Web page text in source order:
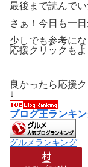
最後まで読んでい
さぁ！今日も一
少しでも参考にな
応援クリックも
良かったら応援
↓
ブログ王ランキン
グルメランキング